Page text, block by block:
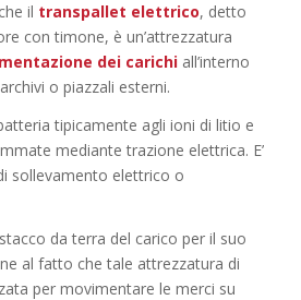
il transpallet elettrico, detto
con timone, è un’attrezzatura
dei carichiall’interno
o piazzali esterni.
tipicamente agli ioni di litio e
mediante trazione elettrica. E’
sollevamento elettrico o
da terra del carico per il suo
al fatto che tale attrezzatura di
per movimentare le merci su